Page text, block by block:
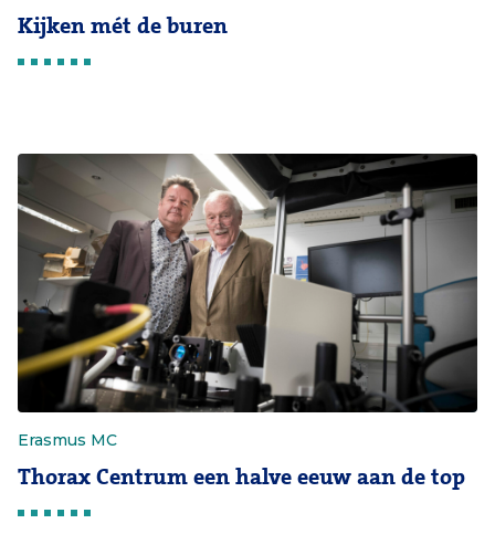
Kijken mét de buren
Erasmus MC
Thorax Centrum een halve eeuw aan de top